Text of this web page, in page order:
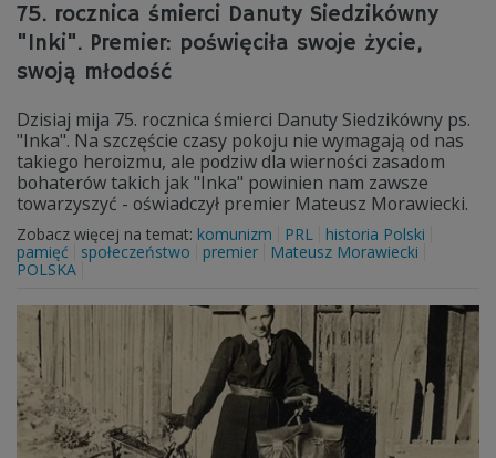
75. rocznica śmierci Danuty Siedzikówny
"Inki". Premier: poświęciła swoje życie,
swoją młodość
Dzisiaj mija 75. rocznica śmierci Danuty Siedzikówny ps.
"Inka". Na szczęście czasy pokoju nie wymagają od nas
takiego heroizmu, ale podziw dla wierności zasadom
bohaterów takich jak "Inka" powinien nam zawsze
towarzyszyć - oświadczył premier Mateusz Morawiecki.
Zobacz więcej na temat: komunizm PRL
historia Polski
pamięć
społeczeństwo premier
Mateusz Morawiecki
POLSKA